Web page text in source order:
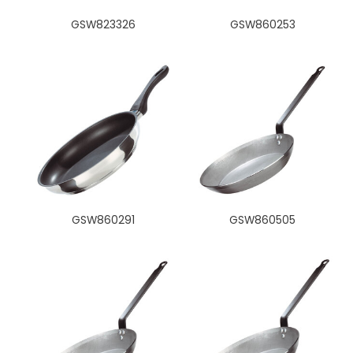
GSW823326 GSW860253
GSW860291 GSW860505